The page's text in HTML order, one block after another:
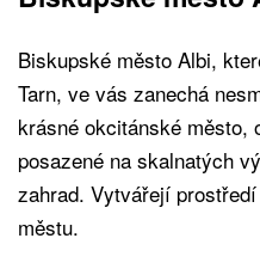
Biskupské město Albi,
Tarn, ve vás zanechá
krásné okcitánské město,
posazené na skalnatých
zahrad. Vytvářejí
městu.